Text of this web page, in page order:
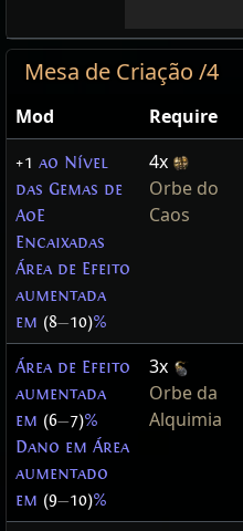
Mesa de Criação /4
Mod Require
+1 ao Nível
das Gemas de
AoE
Encaixadas
Área de Efeito
aumentada
em (8—10)%
4x
Orbe do
Caos
Área de Efeito
aumentada
em (6—7)%
Dano em Área
aumentado
em (9—10)%
3x
Orbe da
Alquimia